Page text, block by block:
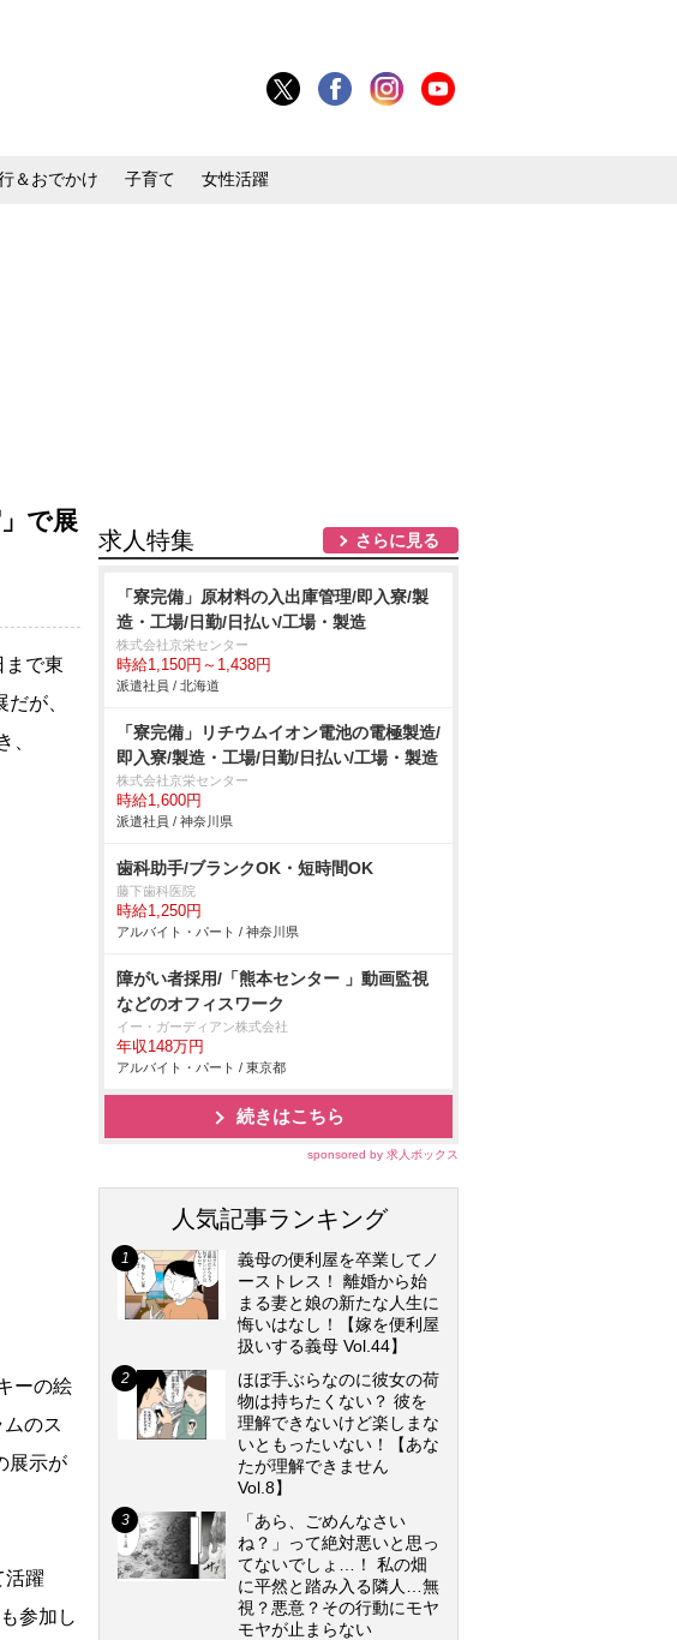
＆おでかけ 子育て 女性活躍
で展
で東
が、
、
ーの絵
のス
展示が
活躍
参加し
求人特集 さらに見る
「寮完備」原材料の入出庫管理/即入寮/製
造・工場/日勤/日払い/工場・製造
株式会社京栄センター
時給1,150円～1,438円
派遣社員 / 北海道
「寮完備」リチウムイオン電池の電極製造/
即入寮/製造・工場/日勤/日払い/工場・製造
株式会社京栄センター
時給1,600円
派遣社員 / 神奈川県
歯科助手/ブランクOK・短時間OK
藤下歯科医院
時給1,250円
アルバイト・パート / 神奈川県
障がい者採用/「熊本センター 」動画監視
などのオフィスワーク
イー・ガーディアン株式会社
年収148万円
アルバイト・パート / 東京都
続きはこちら
sponsored by 求人ボックス
人気記事ランキング
義母の便利屋を卒業してノ
ーストレス！ 離婚から始
まる妻と娘の新たな人生に
悔いはなし！【嫁を便利屋
扱いする義母 Vol.44】
ほぼ手ぶらなのに彼女の荷
物は持ちたくない？ 彼を
理解できないけど楽しまな
いともったいない！【あな
たが理解できません
Vol.8】
「あら、ごめんなさい
ね？」って絶対悪いと思っ
てないでしょ…！ 私の畑
に平然と踏み入る隣人…無
視？悪意？その行動にモヤ
モヤが止まらない